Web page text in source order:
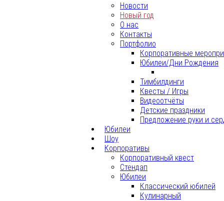
Новости
Новый год
О нас
Контакты
Портфолио
Корпоративные
Юбилеи/Дни Рождения
Тимбилдинги
Квесты / Игры
Видеоотчёты
Детские праздники
Предложение руки и
Юбилеи
Шоу
Корпоративы
Корпоративный квест
Стендап
Юбилеи
Классический юбилей
Кулинарный